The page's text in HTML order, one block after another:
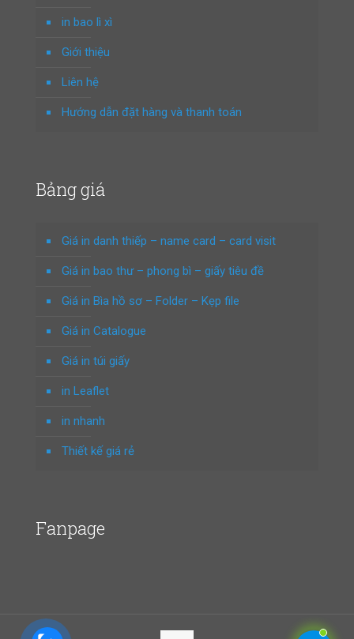
in bao lì xì
Giới thiệu
Liên hệ
Hướng dẫn đặt hàng và thanh toán
Bảng giá
Giá in danh thiếp – name card – card visit
Giá in bao thư – phong bì – giấy tiêu đề
Giá in Bìa hồ sơ – Folder – Kẹp file
Giá in Catalogue
Giá in túi giấy
in Leaflet
in nhanh
Thiết kế giá rẻ
Fanpage